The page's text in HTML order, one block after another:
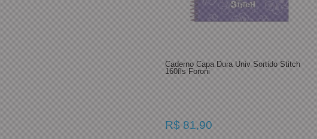
Caderno Capa Dura Univ Sortido Stitch
160fls Foroni
R$ 81,90